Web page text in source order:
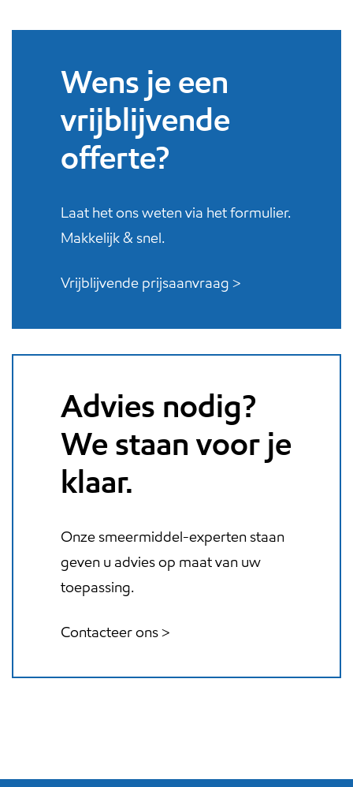
Wens je een
vrijblijvende
offerte?
Laat het ons weten via het formulier.
Makkelijk & snel.
Vrijblijvende prijsaanvraag >
Advies nodig?
We staan voor je
klaar.
Onze smeermiddel-experten staan
geven u advies op maat van uw
toepassing.
Contacteer ons >